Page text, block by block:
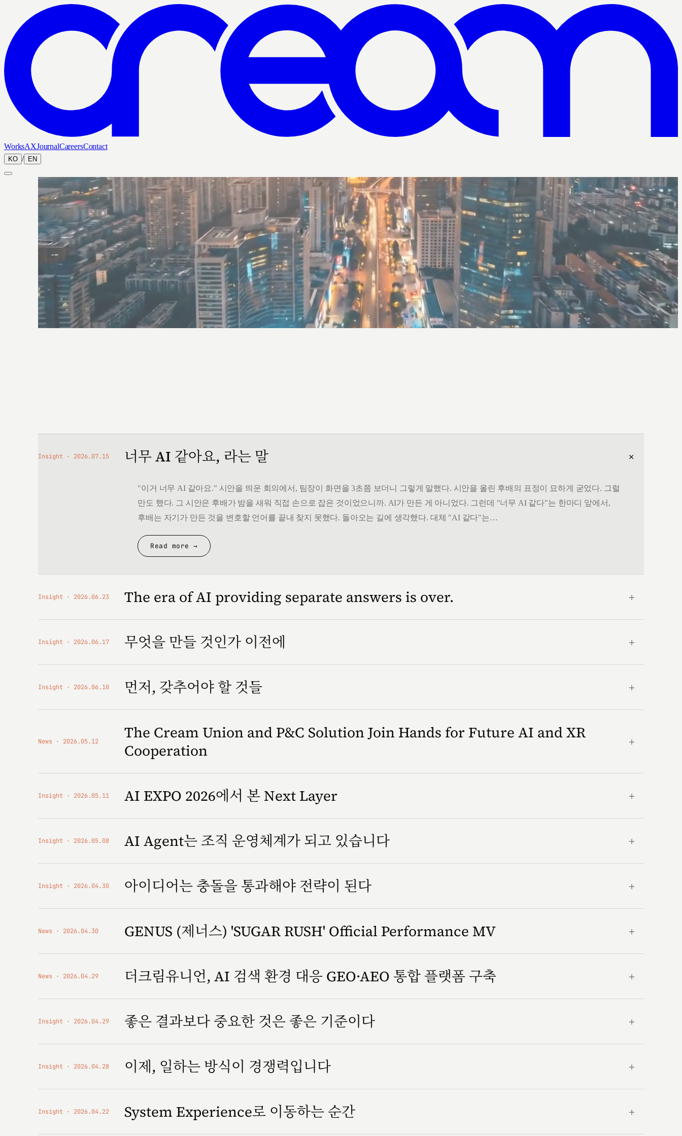
WorksAXJournalCareersContact
KO / EN
Insight 2026.07.15 너무 AI 같아요, 라는 말 ＋
"이거 너무 AI 같아요." 시안을 띄운 회의에서, 팀장이 화면을 3초쯤 보더니 그렇게 말했다. 시안을 올린 후배의 표정이 묘하게 굳었다. 그럴
만도 했다. 그 시안은 후배가 밤을 새워 직접 손으로 잡은 것이었으니까. AI가 만든 게 아니었다. 그런데 "너무 AI 같다"는 한마디 앞에서,
후배는 자기가 만든 것을 변호할 언어를 끝내 찾지 못했다. 돌아오는 길에 생각했다. 대체 "AI 같다"는…
Read more →
Insight 2026.06.23 The era of AI providing separate answers is over. ＋
Insight 2026.06.17 무엇을 만들 것인가 이전에 ＋
Insight 2026.06.10 먼저, 갖추어야 할 것들 ＋
News 2026.05.12
The Cream Union and P&C Solution Join Hands for Future AI and XR
Cooperation
＋
Insight 2026.05.11 AI EXPO 2026에서 본 Next Layer ＋
Insight 2026.05.08 AI Agent는 조직 운영체계가 되고 있습니다 ＋
Insight 2026.04.30 아이디어는 충돌을 통과해야 전략이 된다 ＋
News 2026.04.30 GENUS (제너스) 'SUGAR RUSH' Official Performance MV ＋
News 2026.04.29 더크림유니언, AI 검색 환경 대응 GEO·AEO 통합 플랫폼 구축 ＋
Insight 2026.04.29 좋은 결과보다 중요한 것은 좋은 기준이다 ＋
Insight 2026.04.28 이제, 일하는 방식이 경쟁력입니다 ＋
Insight 2026.04.22 System Experience로 이동하는 순간 ＋